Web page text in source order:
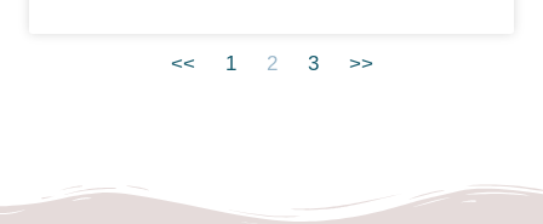
<< 1 2 3 >>